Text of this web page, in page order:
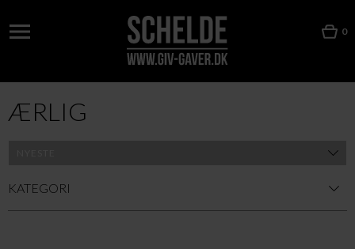
0
ÆRLIG
KATEGORI